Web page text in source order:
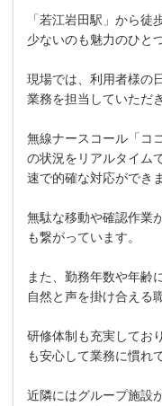
「若江岩田駅」から
少ないのも魅力のひと
現場では、利用者様の
業務を担当していただ
無線ナースコール「コ
の状況をリアルタイム
速で的確な対応ができ
無駄な移動や確認作業
も繋がっています。
また、勤務年数や年齢
自然と声を掛け合える
研修体制も充実してお
も安心して業務に慣れ
近隣にはグループ施設